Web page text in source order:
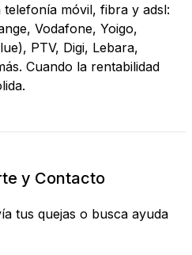
móvil, fibra y adsl:
Vodafone, Yoigo,
PTV, Digi, Lebara,
Cuando la rentabilidad
y Contacto
tus quejas o busca ayuda